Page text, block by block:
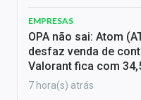
EMPRESAS
OPA não sai: Atom
desfaz venda de
Valorant fica com
7 hora(s) atrás